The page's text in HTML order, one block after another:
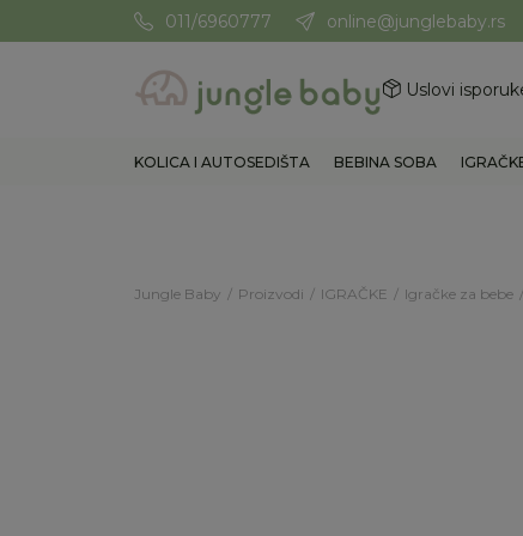
011/6960777 online@junglebaby.rs
Potrebna Vam je
Uslovi
KOLICA I AUTOSEDIŠTA BEBINA SOBA
Jungle Baby Proizvodi IGRAČKE Igračke za bebe